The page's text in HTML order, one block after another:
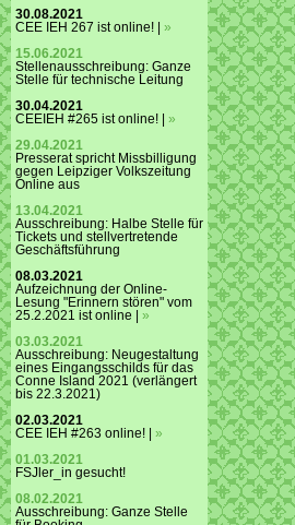
30.08.2021
CEE IEH 267 ist online! | »
15.06.2021
Stellenausschreibung: Ganze
Stelle für technische Leitung
30.04.2021
CEEIEH #265 ist online! | »
29.04.2021
Presserat spricht Missbilligung
gegen Leipziger Volkszeitung
Online aus
13.04.2021
Ausschreibung: Halbe Stelle für
Tickets und stellvertretende
Geschäftsführung
08.03.2021
Aufzeichnung der Online-
Lesung "Erinnern stören" vom
25.2.2021 ist online | »
03.03.2021
Ausschreibung: Neugestaltung
eines Eingangsschilds für das
Conne Island 2021 (verlängert
bis 22.3.2021)
02.03.2021
CEE IEH #263 online! | »
01.03.2021
FSJler_in gesucht!
08.02.2021
Ausschreibung: Ganze Stelle